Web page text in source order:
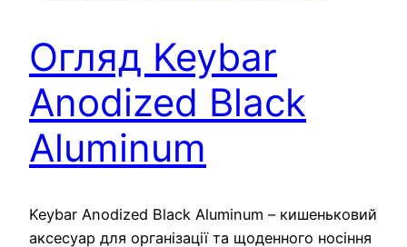
Огляд Keybar
Anodized Black
Aluminum
Keybar Anodized Black Aluminum – кишеньковий
аксесуар для організації та щоденного носіння